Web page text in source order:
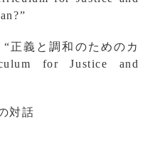
義と調和のためのカ
for Justice and
対話